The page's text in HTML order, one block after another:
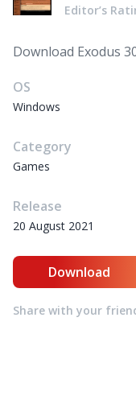
Editor’s
Download Exodus
OS
Windows
Category
Games
Release
20 August 2021
Download
Share with your